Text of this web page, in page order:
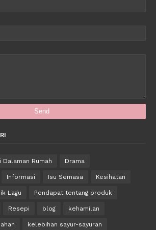
Dalaman Rumah Drama
Informasi Isu Semasa Kesihatan
Lagu Pendapat tentang produk
Resepi blog kehamilan
kelebihan sayur-sayuran